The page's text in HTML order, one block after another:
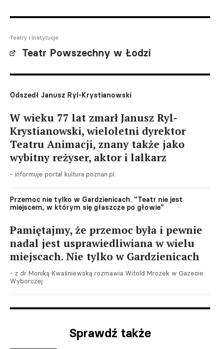
Teatry i instytucje
Teatr Powszechny w Łodzi
Odszedł Janusz Ryl-Krystianowski
W wieku 77 lat zmarł Janusz Ryl-
Krystianowski, wieloletni dyrektor
Teatru Animacji, znany także jako
wybitny reżyser, aktor i lalkarz
- informuje portal kultura.poznan.pl.
Przemoc nie tylko w Gardzienicach. "Teatr nie jest
miejscem, w którym się głaszcze po głowie"
Pamiętajmy, że przemoc była i pewnie
nadal jest usprawiedliwiana w wielu
miejscach. Nie tylko w Gardzienicach
- z dr Moniką Kwaśniewską rozmawia Witold Mrozek w Gazecie
Wyborczej.
Sprawdź także